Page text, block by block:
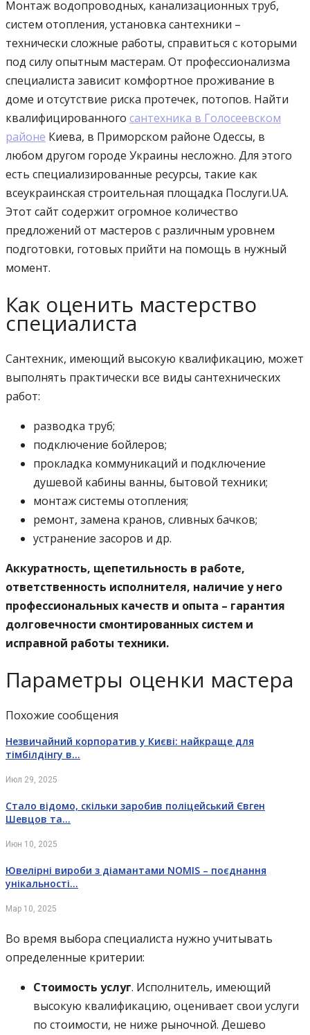
Монтаж водопроводных, канализационных труб,
систем отопления, установка сантехники –
технически сложные работы, справиться с которыми
под силу опытным мастерам. От профессионализма
специалиста зависит комфортное проживание в
доме и отсутствие риска протечек, потопов. Найти
квалифицированного сантехника в Голосеевском
районе Киева, в Приморском районе Одессы, в
любом другом городе Украины несложно. Для этого
есть специализированные ресурсы, такие как
всеукраинская строительная площадка Послуги.UA.
Этот сайт содержит огромное количество
предложений от мастеров с различным уровнем
подготовки, готовых прийти на помощь в нужный
момент.
Как оценить мастерство
специалиста
Сантехник, имеющий высокую квалификацию, может
выполнять практически все виды сантехнических
работ:
разводка труб;
подключение бойлеров;
прокладка коммуникаций и подключение
душевой кабины ванны, бытовой техники;
монтаж системы отопления;
ремонт, замена кранов, сливных бачков;
устранение засоров и др.
Аккуратность, щепетильность в работе,
ответственность исполнителя, наличие у него
профессиональных качеств и опыта – гарантия
долговечности смонтированных систем и
исправной работы техники.
Параметры оценки мастера
Похожие сообщения
Незвичайний корпоратив у Києві: найкраще для
тімбілдінгу в…
Июл 29, 2025
Стало відомо, скільки заробив поліцейський Євген
Шевцов та…
Июн 10, 2025
Ювелірні вироби з діамантами NOMIS – поєднання
унікальності…
Мар 10, 2025
Во время выбора специалиста нужно учитывать
определенные критерии:
Стоимость услуг. Исполнитель, имеющий
высокую квалификацию, оценивает свои услуги
по стоимости, не ниже рыночной. Дешево